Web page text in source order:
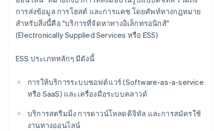
การส่งข้อมูล การโฮสต์ และการแคช โดยศัพท์ทางกฎหมาย
สำหรับสิ่งนี้คือ "บริการที่จัดหาทางอิเล็กทรอนิกส์"
(Electronically Supplied Services หรือ ESS)
ESS ประเภทหลักๆ มีดังนี้
การให้บริการระบบซอฟต์แวร์ (Software-as-a-service
หรือ SaaS) และเครื่องมือระบบคลาวด์
บริการสตรีมมิ่ง การดาวน์โหลดดิจิทัล และการสมัครใช้
งานทางออนไลน์